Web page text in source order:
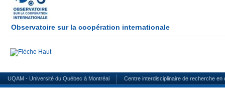
Observatoire sur la coopération internationale
UQAM - Université du Québec à Montréal Centre interdisciplinaire de recherche